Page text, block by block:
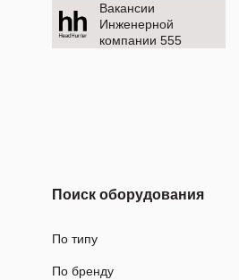
Вакансии
Инженерной
компании 555
Поиск оборудования
По типу
По бренду